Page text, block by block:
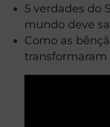
5 verdades do
mundo deve
Como as
transformaram